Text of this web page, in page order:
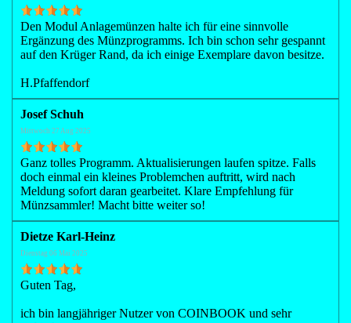
Den Modul Anlagemünzen halte ich für eine sinnvolle
Ergänzung des Münzprogramms. Ich bin schon sehr gespannt
auf den Krüger Rand, da ich einige Exemplare davon besitze.
H.Pfaffendorf
Josef Schuh
Mittwoch 27 Aug 2025
Ganz tolles Programm. Aktualisierungen laufen spitze. Falls
doch einmal ein kleines Problemchen auftritt, wird nach
Meldung sofort daran gearbeitet. Klare Empfehlung für
Münzsammler! Macht bitte weiter so!
Dietze Karl-Heinz
Dienstag 06 Mai 2025
Guten Tag,
ich bin langjähriger Nutzer von COINBOOK und sehr